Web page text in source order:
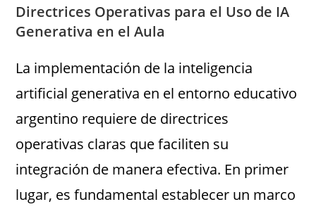
Directrices Operativas para el Uso de IA
Generativa en el Aula
La implementación de la inteligencia
artificial generativa en el entorno educativo
argentino requiere de directrices
operativas claras que faciliten su
integración de manera efectiva. En primer
lugar, es fundamental establecer un marco